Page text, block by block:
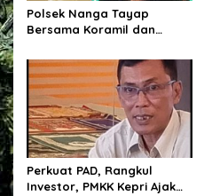
Polsek Nanga Tayap
Bersama Koramil dan
PETI di Desa Mensubang
Perkuat PAD, Rangkul
Investor, PMKK Kepri Ajak